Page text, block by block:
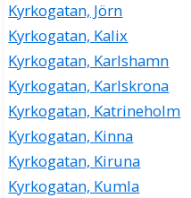
Kyrkogatan, Jörn
Kyrkogatan, Kalix
Kyrkogatan, Karlshamn
Kyrkogatan, Karlskrona
Kyrkogatan, Katrineholm
Kyrkogatan, Kinna
Kyrkogatan, Kiruna
Kyrkogatan, Kumla